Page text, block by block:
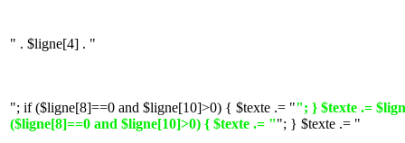
" . $ligne[4] . "
"; if ($ligne[8]==0 and $ligne[10]>0) { $texte .= ""; } $texte .=
($ligne[8]==0 and $ligne[10]>0) { $texte .= ""; } $texte .= "